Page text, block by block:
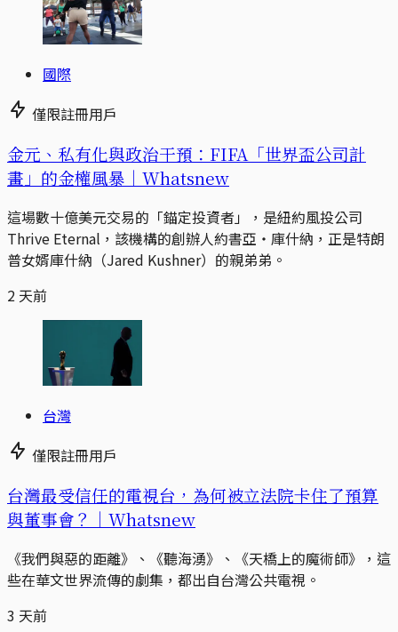
國際
僅限註冊用戶
金元、私有化與政治干預：FIFA「世界盃公司計
畫」的金權風暴｜Whatsnew
這場數十億美元交易的「錨定投資者」，是紐約風投公司
Thrive Eternal，該機構的創辦人約書亞・庫什納，正是特朗
普女婿庫什納（Jared Kushner）的親弟弟。
2 天前
台灣
僅限註冊用戶
台灣最受信任的電視台，為何被立法院卡住了預算
與董事會？｜Whatsnew
《我們與惡的距離》、《聽海湧》、《天橋上的魔術師》，這
些在華文世界流傳的劇集，都出自台灣公共電視。
3 天前